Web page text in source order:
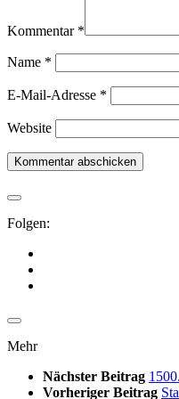
Kommentar *
Name *
E-Mail-Adresse *
Website
Folgen:
Mehr
Nächster Beitrag
Vorheriger Beitrag